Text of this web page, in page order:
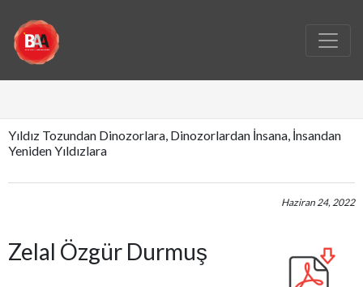
Yıldız Tozundan Dinozorlara, Dinozorlardan İnsana, İnsandan
Yeniden Yıldızlara
Haziran 24, 2022
Zelal Özgür Durmuş